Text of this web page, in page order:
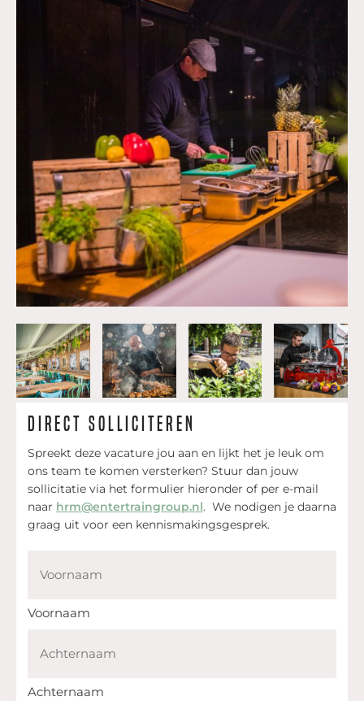
Direct solliciteren
Spreekt deze vacature jou aan en lijkt het je leuk om
ons team te komen versterken? Stuur dan jouw
sollicitatie via het formulier hieronder of per e-mail
naar hrm@entertraingroup.nl. We nodigen je daarna
graag uit voor een kennismakingsgesprek.
Voornaam
Achternaam